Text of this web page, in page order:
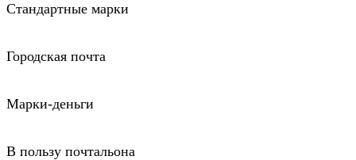
Стандартные марки
Городская почта
Марки-деньги
В пользу почтальона